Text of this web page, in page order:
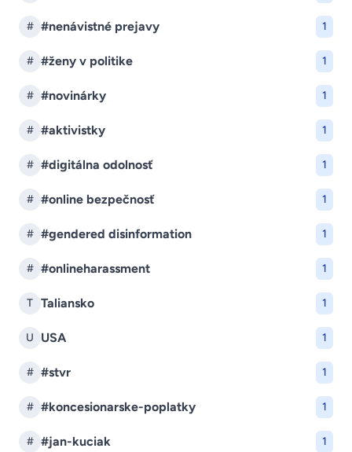
# #nenávistné prejavy 1
# #ženy v politike 1
# #novinárky 1
# #aktivistky 1
# #digitálna odolnosť 1
# #online bezpečnosť 1
# #gendered disinformation 1
# #onlineharassment 1
T Taliansko 1
U USA 1
# #stvr 1
# #koncesionarske-poplatky 1
# #jan-kuciak 1